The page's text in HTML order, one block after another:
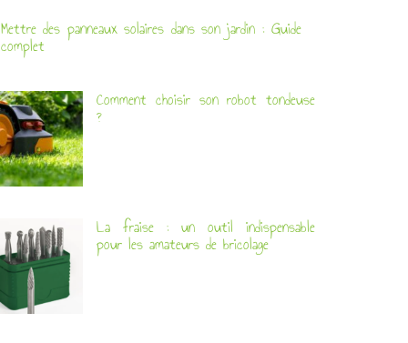
Mettre des panneaux solaires dans son jardin : Guide
complet
Comment choisir son robot tondeuse
?
La fraise : un outil indispensable
pour les amateurs de bricolage